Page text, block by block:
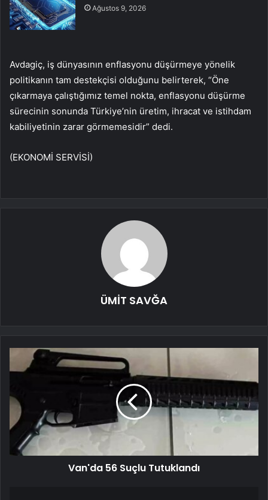
Ağustos 9, 2026
Avdagiç, iş dünyasının enflasyonu düşürmeye yönelik
politikanın tam destekçisi olduğunu belirterek, “Öne
çıkarmaya çalıştığımız temel nokta, enflasyonu düşürme
sürecinin sonunda Türkiye’nin üretim, ihracat ve istihdam
kabiliyetinin zarar görmemesidir” dedi.
(EKONOMİ SERVİSİ)
ÜMİT SAVĞA
Van'da 56 Suçlu Tutuklandı